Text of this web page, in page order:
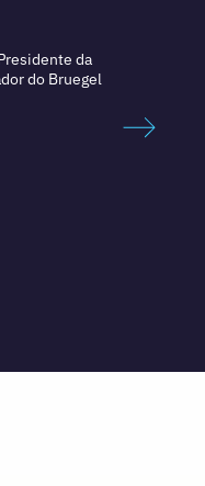
da
do Bruegel